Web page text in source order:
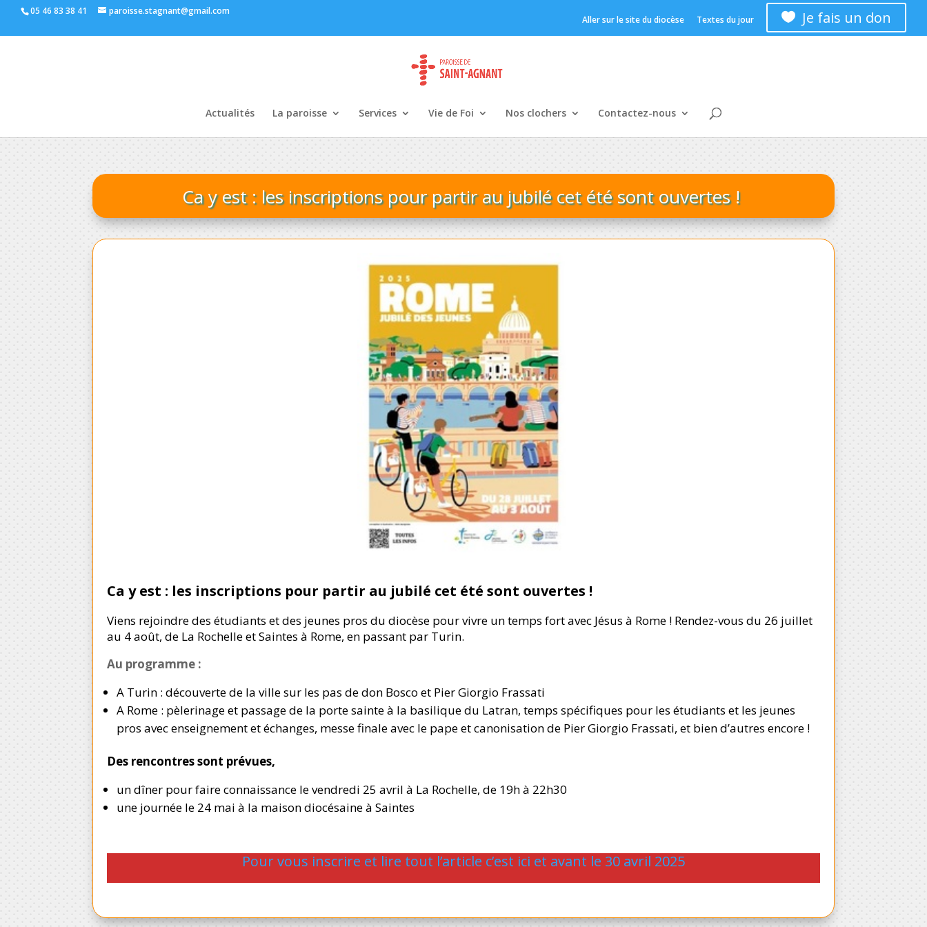
05 46 83 38 41 paroisse.stagnant@gmail.com
Aller sur le site du diocèse Textes du jour  Je fais un don
Actualités La paroisse Services Vie de Foi Nos clochers Contactez-nous
Ca y est : les inscriptions pour partir au jubilé cet été sont ouvertes !
Ca y est : les inscriptions pour partir au jubilé cet été sont ouvertes !
Viens rejoindre des étudiants et des jeunes pros du diocèse pour vivre un temps fort avec Jésus à Rome ! Rendez-vous du 26 juillet
au 4 août, de La Rochelle et Saintes à Rome, en passant par Turin.
Au programme :
A Turin : découverte de la ville sur les pas de don Bosco et Pier Giorgio Frassati
A Rome : pèlerinage et passage de la porte sainte à la basilique du Latran, temps spécifiques pour les étudiants et les jeunes
pros avec enseignement et échanges, messe finale avec le pape et canonisation de Pier Giorgio Frassati, et bien d’autres encore !
Des rencontres sont prévues,
un dîner pour faire connaissance le vendredi 25 avril à La Rochelle, de 19h à 22h30
une journée le 24 mai à la maison diocésaine à Saintes
Pour vous inscrire et lire tout l’article c’est ici et avant le 30 avril 2025